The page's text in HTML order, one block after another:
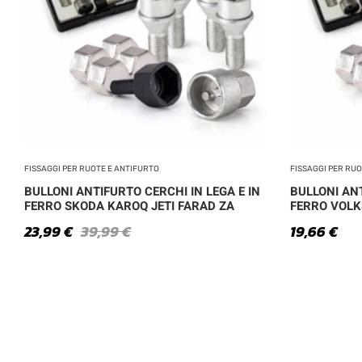
FISSAGGI PER RUOTE E ANTIFURTO
BULLONI ANTIFURTO CERCHI IN LEGA E IN
FERRO SKODA KAROQ JETI FARAD ZA
39,99€
23,99€
FISSAGGI PER
BULLONI
FERRO
19,66€